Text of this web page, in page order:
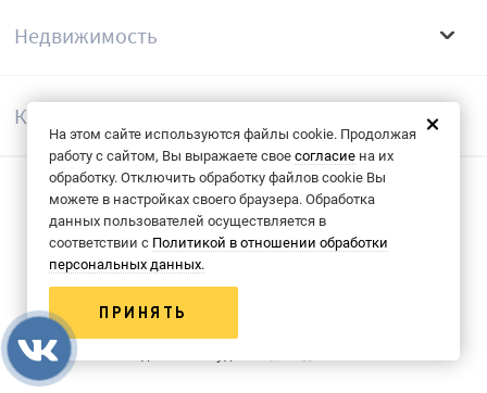
На этом сайте используются файлы cookie. Продолжая
работу с сайтом, Вы выражаете свое согласие на их
обработку. Отключить обработку файлов cookie Вы
можете в настройках своего браузера. Обработка
данных пользователей осуществляется в
соответствии с Политикой в отношении обработки
персональных данных.
ПРИНЯТЬ
Недвижимость
Компания
© 2013-2026 Группа компаний «КФК»
Политика конфиденциальности
Согласие на обрабоку данных